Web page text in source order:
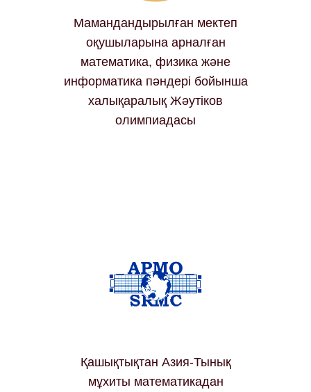
Мамандандырылған мектеп
оқушыларына арналған
математика, физика және
информатика пәндері бойынша
халықаралық Жәутіков
олимпиадасы
Қашықтықтан Азия-Тынық
мұхиты математикадан